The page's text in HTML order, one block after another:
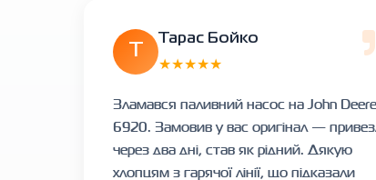
Тарас Бойко
★★★★★
Зламався паливний насос на John Deere
6920. Замовив у вас оригінал —
через два дні, став як рідний. Дякую
хлопцям з гарячої лінії, що підказали